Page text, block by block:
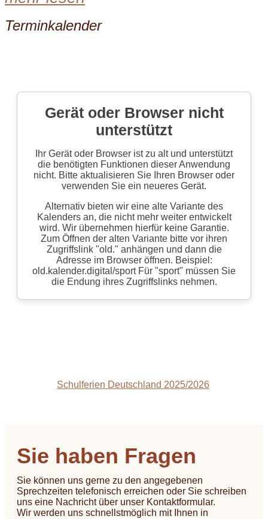
Terminkalender
Schulferien Deutschland 2025/2026
Sie haben Fragen
Sie können uns gerne zu den angegebenen
Sprechzeiten telefonisch erreichen oder Sie schreiben
uns eine Nachricht über unser Kontaktformular.
Wir werden uns schnellstmöglich mit Ihnen in